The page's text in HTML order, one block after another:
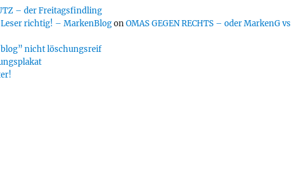
– der Freitagsfindling
Leser richtig! – MarkenBlogonOMAS GEGEN RECHTS – oder MarkenG vs
nicht löschungsreif